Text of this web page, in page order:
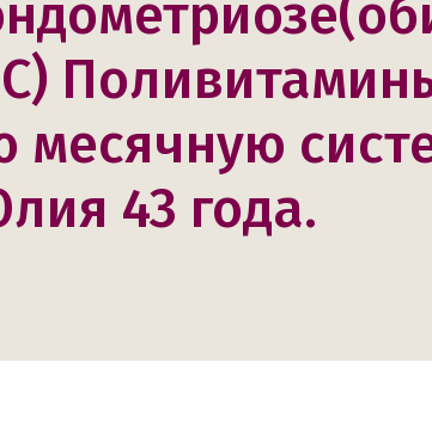
месячную
43 года.